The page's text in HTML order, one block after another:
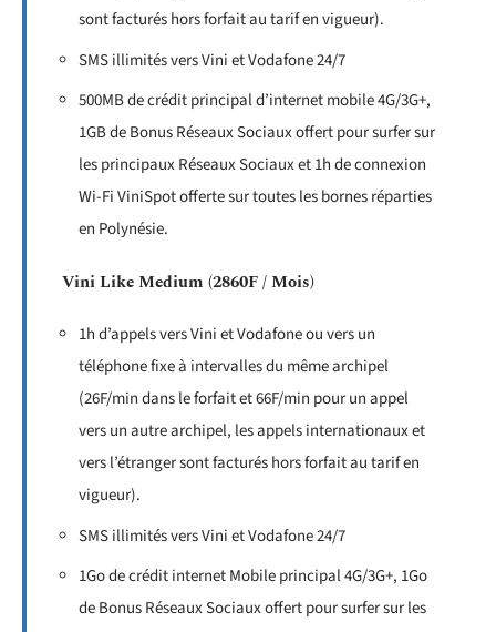
sont facturés hors forfait au tarif en vigueur).
SMS illimités vers Vini et Vodafone 24/7
500MB de crédit principal d’internet mobile 4G/3G+,
1GB de Bonus Réseaux Sociaux offert pour surfer sur
les principaux Réseaux Sociaux et 1h de connexion
Wi-Fi ViniSpot offerte sur toutes les bornes réparties
en Polynésie.
Vini Like Medium (2860F / Mois)
1h d’appels vers Vini et Vodafone ou vers un
téléphone fixe à intervalles du même archipel
(26F/min dans le forfait et 66F/min pour un appel
vers un autre archipel, les appels internationaux et
vers l’étranger sont facturés hors forfait au tarif en
vigueur).
SMS illimités vers Vini et Vodafone 24/7
1Go de crédit internet Mobile principal 4G/3G+, 1Go
de Bonus Réseaux Sociaux offert pour surfer sur les